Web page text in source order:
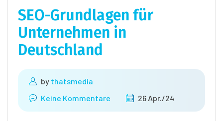
SEO-Grundlagen für
Unternehmen in
Deutschland
by thatsmedia
Keine Kommentare
26 Apr./24